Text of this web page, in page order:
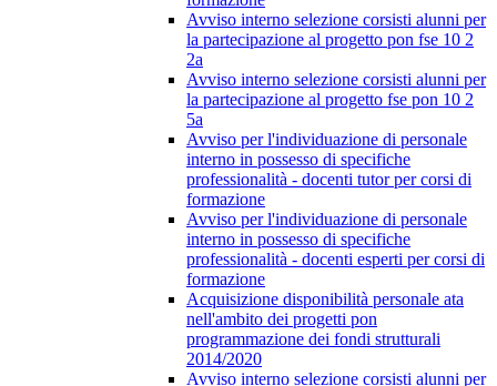
Avviso interno selezione corsisti alunni per
la partecipazione al progetto pon fse 10 2
2a
Avviso interno selezione corsisti alunni per
la partecipazione al progetto fse pon 10 2
5a
Avviso per l'individuazione di personale
interno in possesso di specifiche
professionalità - docenti tutor per corsi di
formazione
Avviso per l'individuazione di personale
interno in possesso di specifiche
professionalità - docenti esperti per corsi di
formazione
Acquisizione disponibilità personale ata
nell'ambito dei progetti pon
programmazione dei fondi strutturali
2014/2020
Avviso interno selezione corsisti alunni per